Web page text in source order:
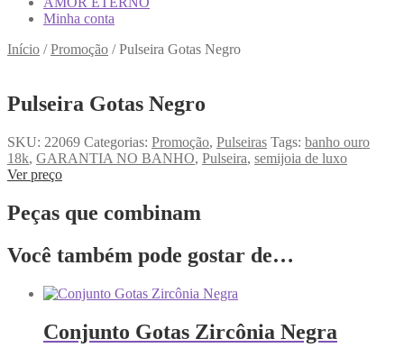
Minha conta
Início /Promoção /Pulseira Gotas Negro
Pulseira Gotas Negro
SKU: 22069 Categorias: Promoção, Pulseiras Tags: banho ouro
18k, GARANTIA NO BANHO, Pulseira, semijoia de luxo
Ver preço
Peças que combinam
Você também pode gostar de…
Conjunto Gotas Zircônia Negra